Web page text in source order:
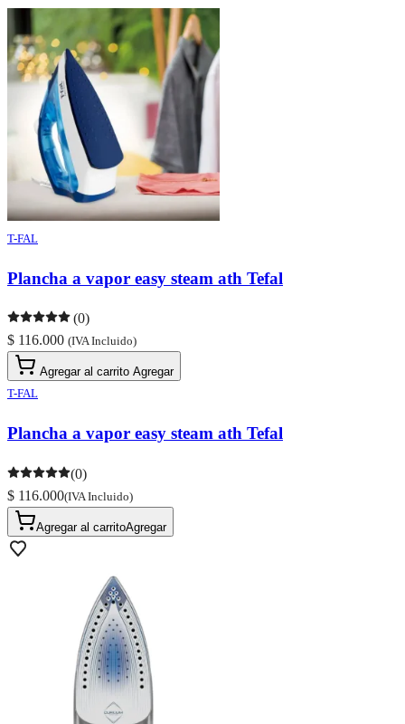
T-FAL
Plancha a vapor easy steam ath Tefal
(0)
$ 116.000 (IVA Incluido)
Agregar al carrito Agregar
T-FAL
Plancha a vapor easy steam ath Tefal
(0)
$ 116.000(IVA Incluido)
Agregar al carritoAgregar